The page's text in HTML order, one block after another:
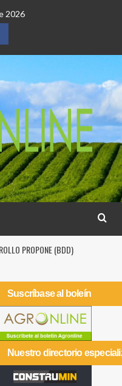
2026
PROPONE (BDD)
Suscríbase al boleín
Nuestro directorio